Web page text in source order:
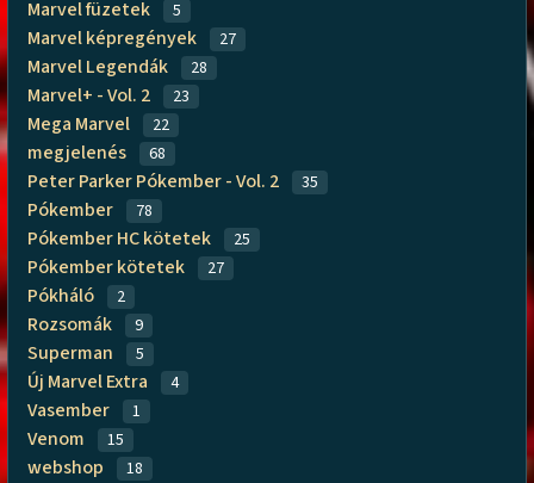
Marvel füzetek 5
Marvel képregények 27
Marvel Legendák 28
Marvel+ - Vol. 2 23
Mega Marvel 22
megjelenés 68
Peter Parker Pókember - Vol. 2 35
Pókember 78
Pókember HC kötetek 25
Pókember kötetek 27
Pókháló 2
Rozsomák 9
Superman 5
Új Marvel Extra 4
Vasember 1
Venom 15
webshop 18